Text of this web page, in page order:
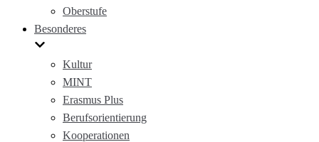
Oberstufe
Besonderes
Kultur
MINT
Erasmus Plus
Berufsorientierung
Kooperationen